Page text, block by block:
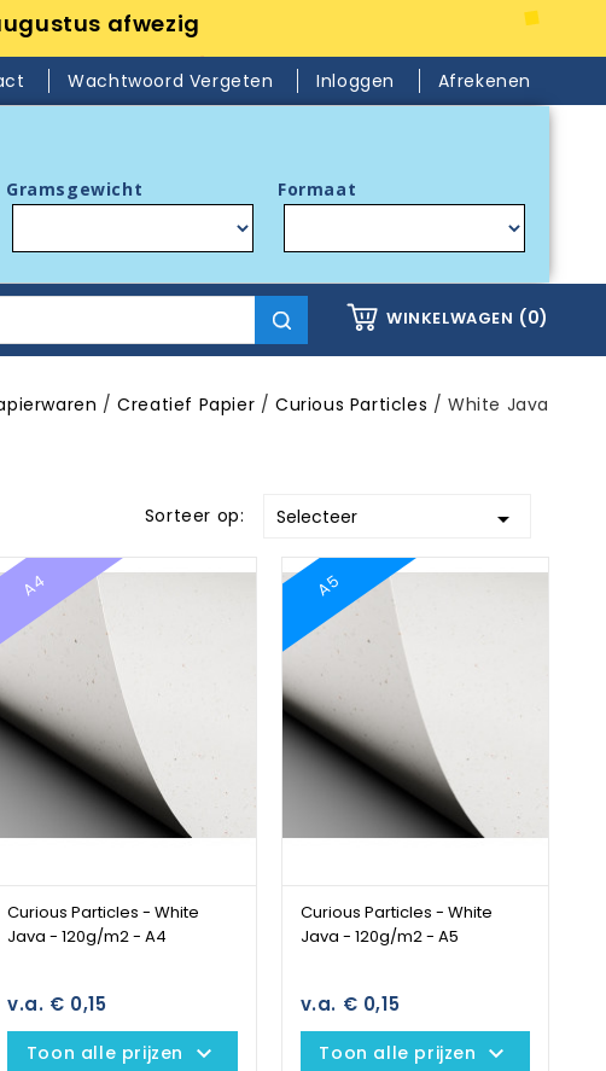
afwezig
Wachtwoord Vergeten Inloggen Afrekenen
Gramsgewicht Formaat
WINKELWAGEN (0)
Creatief Papier Curious Particles White Java
Sorteer op: Selecteer 
A4
Curious Particles - White
Java - 120g/m2 - A4
v.a. € 0,15
Toon alle prijzen keyboard_arrow_down
A5
Curious Particles - White
Java - 120g/m2 - A5
v.a. € 0,15
Toon alle prijzen keyboard_arrow_down